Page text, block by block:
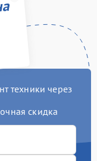
техники через
скидка